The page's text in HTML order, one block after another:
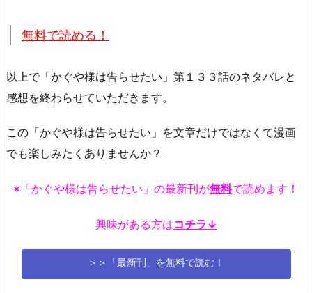
無料で読める！
以上で「かぐや様は告らせたい」第１３３話のネタバレと
感想を終わらせていただきます。
この「かぐや様は告らせたい」を文章だけではなくて漫画
でも楽しみたくありませんか？
※「かぐや様は告らせたい」の最新刊が無料で読めます！
興味がある方はコチラ↓
＞＞「最新刊」を無料で読む！